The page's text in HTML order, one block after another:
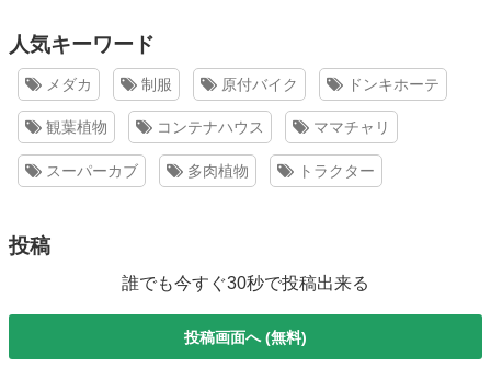
人気キーワード
メダカ 制服 原付バイク ドンキホーテ
観葉植物 コンテナハウス ママチャリ
スーパーカブ 多肉植物 トラクター
投稿
誰でも今すぐ30秒で投稿出来る
投稿画面へ (無料)